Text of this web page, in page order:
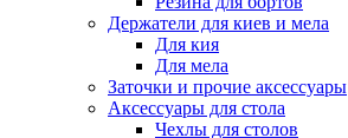
Держатели для киев и мела
Для кия
Для мела
Заточки и прочие аксессуары
Аксессуары для стола
Чехлы для столов